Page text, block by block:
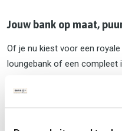
Jouw bank op maat,
Of je nu kiest voor een
loungebank of een compleet
afwerking
. Ontdek de
stijlvol en met liefde gemaakt